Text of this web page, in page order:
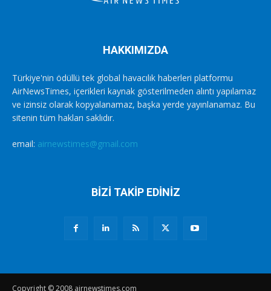
HAKKIMIZDA
Türkiye'nin ödüllü tek global havacılık haberleri platformu
AirNewsTimes, içerikleri kaynak gösterilmeden alıntı yapılamaz
ve izinsiz olarak kopyalanamaz, başka yerde yayınlanamaz. Bu
sitenin tüm hakları saklıdır.
email: airnewstimes@gmail.com
BİZİ TAKİP EDİNİZ
Copyright © 2008 airnewstimes.com